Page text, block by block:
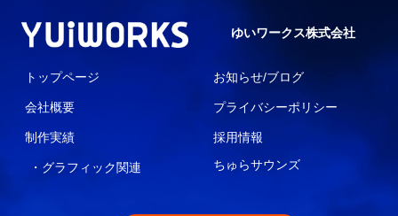
ゆいワークス株式会社
トップページ
会社概要
制作実績
・グラフィック関連
お知らせ/ブログ
プライバシーポリシー
採用情報
ちゅらサウンズ